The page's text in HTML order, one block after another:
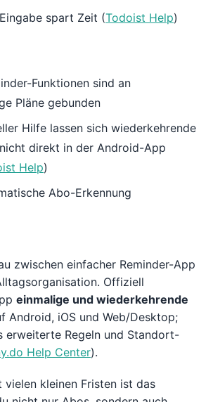
spart Zeit (Todoist Help)
Funktionen sind an
Pläne gebunden
Hilfe lassen sich wiederkehrende
direkt in der Android-App
Help)
Abo-Erkennung
zwischen einfacher Reminder-App
Offiziell
einmalige und wiederkehrende
Android, iOS und Web/Desktop;
erweiterte Regeln und Standort-
Help Center).
vielen kleinen Fristen ist das